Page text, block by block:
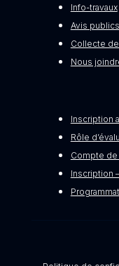
Info-travaux
Avis
Collecte
Nous
Inscription
Rôle
Compte de
Inscription